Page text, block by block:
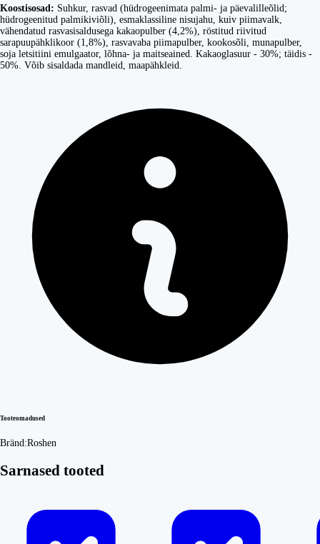
Koostisosad: Suhkur, rasvad (hüdrogeenimata palmi- ja päevalilleõlid;
hüdrogeenitud palmikiviõli), esmaklassiline nisujahu, kuiv piimavalk,
vähendatud rasvasisaldusega kakaopulber (4,2%), röstitud riivitud
sarapuupähklikoor (1,8%), rasvavaba piimapulber, kookosõli, munapulber,
soja letsitiini emulgaator, lõhna- ja maitseained. Kakaoglasuur - 30%; täidis -
50%. Võib sisaldada mandleid, maapähkleid.
Tooteomadused
Bränd:Roshen
Sarnased tooted